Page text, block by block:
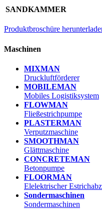
SANDKAMMER
Produktbroschüre
Maschinen
MIXMAN
Druckluftförderer
MOBILEMAN
Mobiles Logistiksystem
FLOWMAN
Fließestrichpumpe
PLASTERMAN
Verputzmaschine
SMOOTHMAN
Glättmaschine
CONCRETEMAN
Betonpumpe
FLOORMAN
Elelektrischer
Sondermaschinen
Sondermaschinen